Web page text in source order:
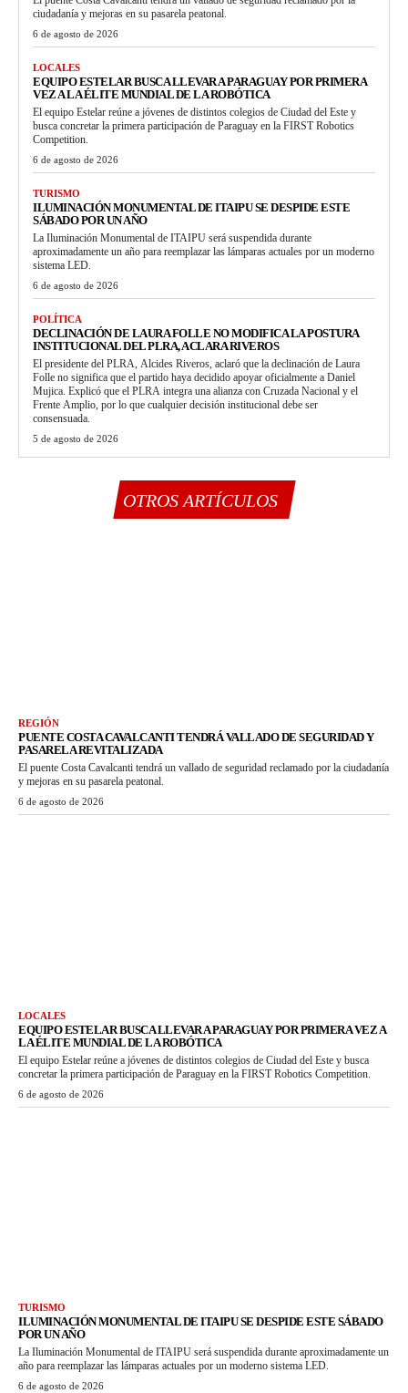
ciudadanía y mejoras en su pasarela peatonal.
6 de agosto de 2026
LOCALES
EQUIPO ESTELAR BUSCA LLEVAR A PARAGUAY POR PRIMERA
VEZ A LA ÉLITE MUNDIAL DE LA ROBÓTICA
El equipo Estelar reúne a jóvenes de distintos colegios de Ciudad del Este y
busca concretar la primera participación de Paraguay en la FIRST Robotics
Competition.
6 de agosto de 2026
TURISMO
ILUMINACIÓN MONUMENTAL DE ITAIPU SE DESPIDE ESTE
SÁBADO POR UN AÑO
La Iluminación Monumental de ITAIPU será suspendida durante
aproximadamente un año para reemplazar las lámparas actuales por un moderno
sistema LED.
6 de agosto de 2026
POLÍTICA
DECLINACIÓN DE LAURA FOLLE NO MODIFICA LA POSTURA
INSTITUCIONAL DEL PLRA, ACLARA RIVEROS
El presidente del PLRA, Alcides Riveros, aclaró que la declinación de Laura
Folle no significa que el partido haya decidido apoyar oficialmente a Daniel
Mujica. Explicó que el PLRA integra una alianza con Cruzada Nacional y el
Frente Amplio, por lo que cualquier decisión institucional debe ser
consensuada.
5 de agosto de 2026
OTROS ARTÍCULOS
REGIÓN
PUENTE COSTA CAVALCANTI TENDRÁ VALLADO DE SEGURIDAD Y
PASARELA REVITALIZADA
El puente Costa Cavalcanti tendrá un vallado de seguridad reclamado por la ciudadanía
y mejoras en su pasarela peatonal.
6 de agosto de 2026
LOCALES
EQUIPO ESTELAR BUSCA LLEVAR A PARAGUAY POR PRIMERA VEZ A
LA ÉLITE MUNDIAL DE LA ROBÓTICA
El equipo Estelar reúne a jóvenes de distintos colegios de Ciudad del Este y busca
concretar la primera participación de Paraguay en la FIRST Robotics Competition.
6 de agosto de 2026
TURISMO
ILUMINACIÓN MONUMENTAL DE ITAIPU SE DESPIDE ESTE SÁBADO
POR UN AÑO
La Iluminación Monumental de ITAIPU será suspendida durante aproximadamente un
año para reemplazar las lámparas actuales por un moderno sistema LED.
6 de agosto de 2026